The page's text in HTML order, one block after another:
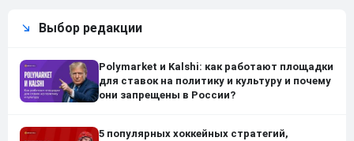
Выбор редакции
Polymarket и Kalshi: как работают площадки
для ставок на политику и культуру и почему
они запрещены в России?
5 популярных хоккейных стратегий,